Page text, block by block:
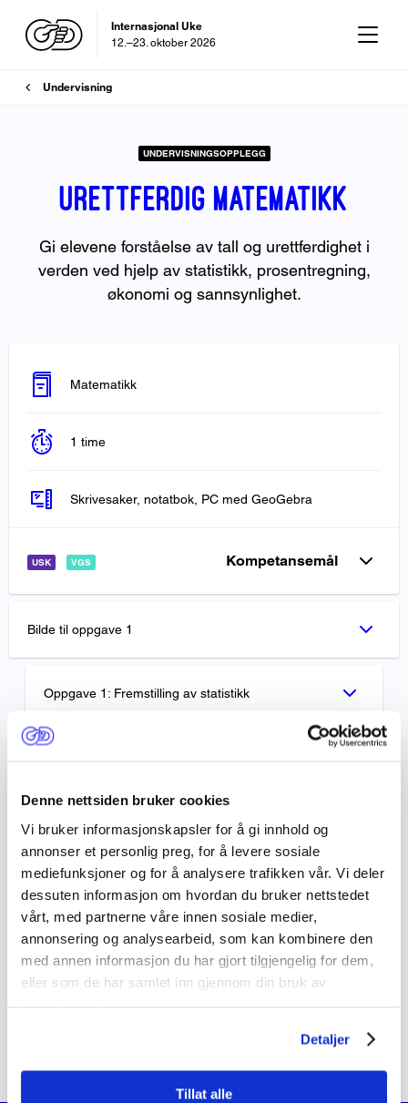
Denne nettsiden bruker cookies
Vi bruker informasjonskapsler for å gi innhold og
annonser et personlig preg, for å levere sosiale
mediefunksjoner og for å analysere trafikken vår. Vi deler
dessuten informasjon om hvordan du bruker nettstedet
vårt, med partnerne våre innen sosiale medier,
annonsering og analysearbeid, som kan kombinere den
med annen informasjon du har gjort tilgjengelig for dem,
eller som de har samlet inn gjennom din bruk av
Detaljer
Tillat alle
Internasjonal Uke
12.–23. oktober 2026
OD-dagen
Brødsmulesti
Undervisning
UNDERVISNINGSOPPLEGG
Urettferdig matematikk
Gi elevene forståelse av tall og urettferdighet i
verden ved hjelp av statistikk, prosentregning,
økonomi og sannsynlighet.
Matematikk
1 time
Skrivesaker, notatbok, PC med GeoGebra
USK VGS Kompetansemål
Bilde til oppgave 1
Oppgave 1: Fremstilling av statistikk
Oppgave 3: Økonomi
Oppgave 4: Sannsynlighet